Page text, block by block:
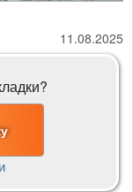
11.08.2025